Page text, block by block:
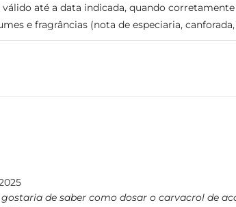
até a data indicada, quando corretamente
e fragrâncias (nota de especiaria,
de saber como dosar o carvacrol de